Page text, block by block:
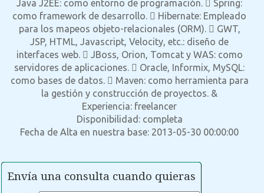
Java J2EE: como entorno de programación.  Spring:
como framework de desarrollo.  Hibernate: Empleado
para los mapeos objeto-relacionales (ORM).  GWT,
JSP, HTML, Javascript, Velocity, etc.: diseño de
interfaces web.  JBoss, Orion, Tomcat y WAS: como
servidores de aplicaciones.  Oracle, Informix, MySQL:
como bases de datos.  Maven: como herramienta para
la gestión y construcción de proyectos. &
Experiencia: freelancer
Disponibilidad: completa
Fecha de Alta en nuestra base: 2013-05-30 00:00:00
Envía una consulta cuando quieras